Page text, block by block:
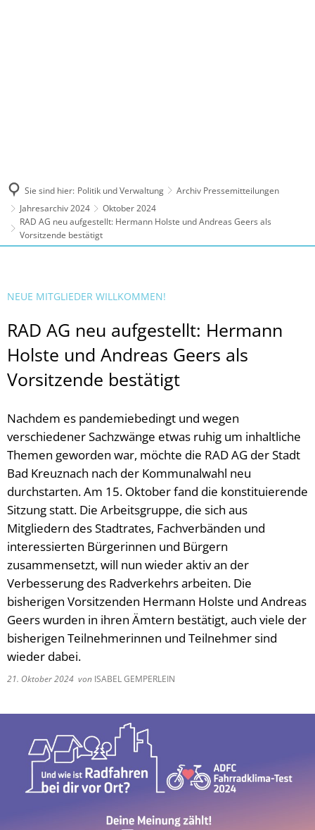
Sie sind hier: Politik und Verwaltung
Archiv Pressemitteilungen
Jahresarchiv 2024
Oktober 2024
RAD AG neu aufgestellt: Hermann Holste und Andreas Geers als
Vorsitzende bestätigt
NEUE MITGLIEDER WILLKOMMEN!
RAD AG neu aufgestellt: Hermann
Holste und Andreas Geers als
Vorsitzende bestätigt
Nachdem es pandemiebedingt und wegen
verschiedener Sachzwänge etwas ruhig um inhaltliche
Themen geworden war, möchte die RAD AG der Stadt
Bad Kreuznach nach der Kommunalwahl neu
durchstarten. Am 15. Oktober fand die konstituierende
Sitzung statt. Die Arbeitsgruppe, die sich aus
Mitgliedern des Stadtrates, Fachverbänden und
interessierten Bürgerinnen und Bürgern
zusammensetzt, will nun wieder aktiv an der
Verbesserung des Radverkehrs arbeiten. Die
bisherigen Vorsitzenden Hermann Holste und Andreas
Geers wurden in ihren Ämtern bestätigt, auch viele der
bisherigen Teilnehmerinnen und Teilnehmer sind
wieder dabei.
21. Oktober 2024 von ISABEL GEMPERLEIN